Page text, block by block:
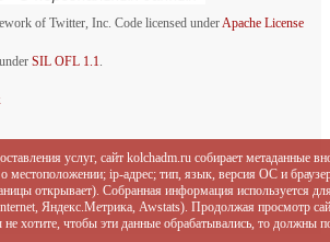
of Twitter, Inc. Code licensed under Apache License
SIL OFL 1.1
услуг, сайт kolchadm.ru собирает
местоположении; ip-адрес; тип, язык, версия ОС и
открывает). Собранная информация используется
Яндекс.Метрика, Awstats). Продолжая просмотр
хотите, чтобы эти данные обрабатывались, то должны